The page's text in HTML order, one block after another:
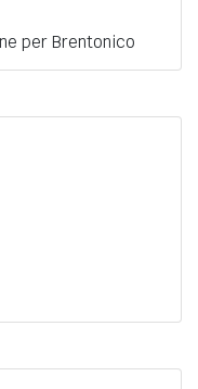
per Brentonico